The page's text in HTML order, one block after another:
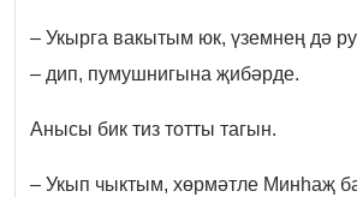
– Укырга вакытым юк, үземнең дә
– дип, пумушнигына җибәрде.
Анысы бик тиз тотты тагын.
– Укып чыктым, хөрмәтле Минһаҗ